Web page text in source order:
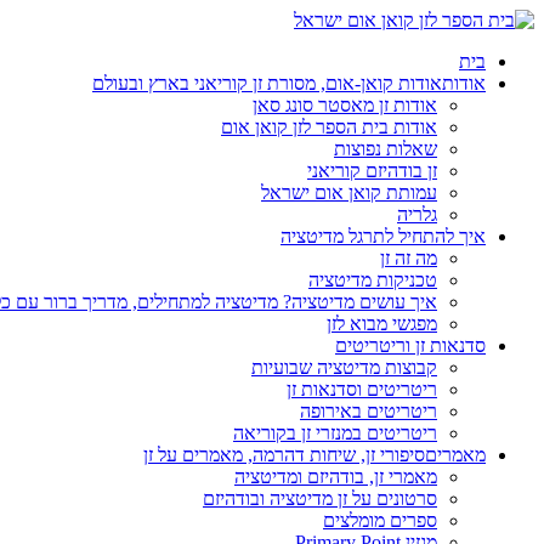
בית
אודותאודות קואן-אום, מסורת זן קוריאני בארץ ובעולם
אודות זן מאסטר סונג סאן
אודות בית הספר לזן קואן אום
שאלות נפוצות
זן בודהיזם קוריאני
עמותת קואן אום ישראל
גלריה
איך להתחיל לתרגל מדיטציה
מה זה זן
טכניקות מדיטציה
איך עושים מדיטציה? מדיטציה למתחילים, מדריך ברור עם
מפגשי מבוא לזן
סדנאות זן וריטריטים
קבוצות מדיטציה שבועיות
ריטריטים וסדנאות זן
ריטריטים באירופה
ריטריטים במנזרי זן בקוריאה
מאמריםסיפורי זן, שיחות דהרמה, מאמרים על זן
מאמרי זן, בודהיזם ומדיטציה
סרטונים על זן מדיטציה ובודהיזם
ספרים מומלצים